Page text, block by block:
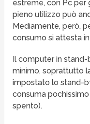
estreme, con Pc per
pieno utilizzo può
Mediamente, però,
consumo si attesta
Il computer in
minimo, soprattutto
impostato lo stand-
consuma
spento).